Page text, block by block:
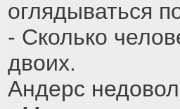
оглядываться
- Сколько
двоих.
Андерс